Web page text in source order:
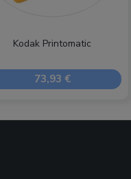
Kodak Printomatic
73,93 €